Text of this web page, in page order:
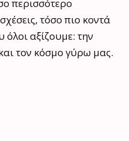
περισσότερο
τόσο πιο κοντά
αξίζουμε: την
τον κόσμο γύρω μας.